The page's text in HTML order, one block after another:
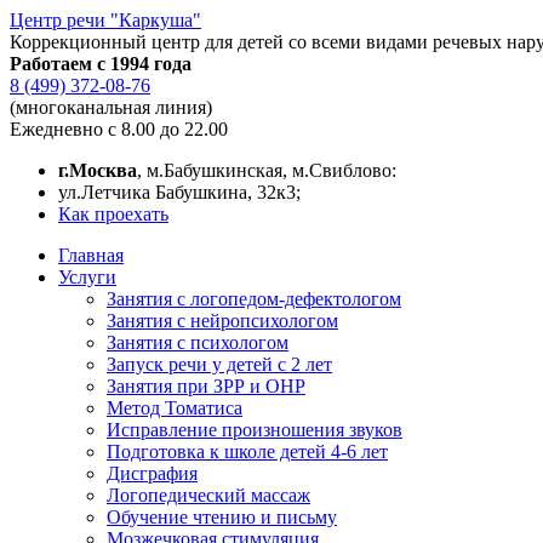
Центр речи "Каркуша"
Коррекционный центр для детей со всеми видами речевых
Работаем с 1994 года
8 (499) 372-08-76
(многоканальная линия)
Ежедневно с 8.00 до 22.00
г.Москва, м.Бабушкинская, м.Свиблово:
ул.Летчика Бабушкина, 32к3;
Как проехать
Главная
Услуги
Занятия с логопедом-дефектологом
Занятия с нейропсихологом
Занятия с психологом
Запуск речи у детей с 2 лет
Занятия при ЗРР и ОНР
Метод Томатиса
Исправление произношения звуков
Подготовка к школе детей 4-6 лет
Дисграфия
Логопедический массаж
Обучение чтению и письму
Мозжечковая стимуляция